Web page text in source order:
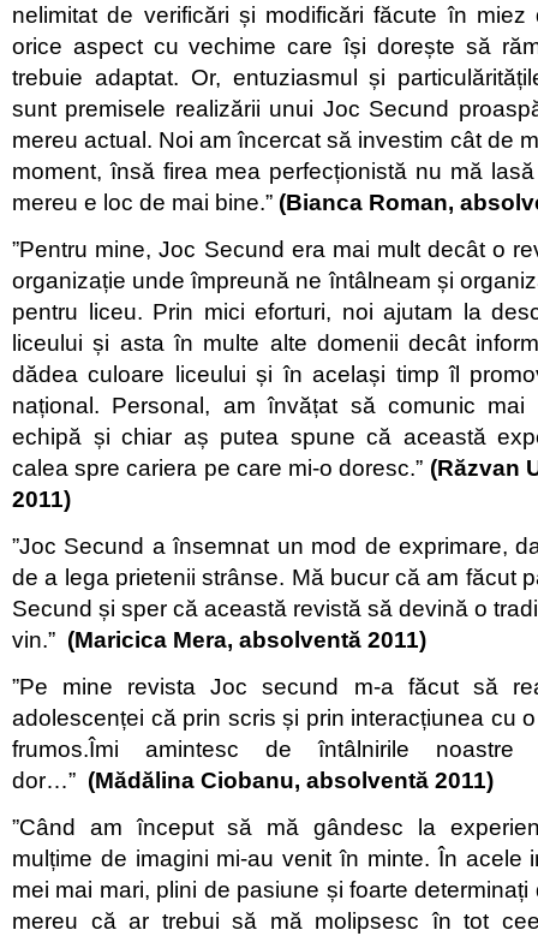
nelimitat de verificări și modificări făcute în
orice aspect cu vechime care își dorește să
trebuie adaptat. Or, entuziasmul și
sunt premisele realizării unui Joc Secund
mereu actual. Noi am încercat să investim cât de
moment, însă firea mea perfecționistă nu mă
mereu e loc de mai bine.” (Bianca Roman,
”Pentru mine, Joc Secund era mai mult decât o
organizație unde împreună ne întâlneam și
pentru liceu. Prin mici eforturi, noi ajutam la
liceului și asta în multe alte domenii decât
dădea culoare liceului și în același timp îl
național. Personal, am învățat să comunic
echipă și chiar aș putea spune că această
calea spre cariera pe care mi-o doresc.” (Răzvan
2011)
”Joc Secund a însemnat un mod de exprimare,
de a lega prietenii strânse. Mă bucur că am făcut
Secund și sper că această revistă să devină o
vin.” (Maricica Mera, absolventă 2011)
”Pe mine revista Joc secund m-a făcut să
adolescenței că prin scris și prin interacțiunea cu
frumos.Îmi amintesc de întâlnirile
dor…” (Mădălina Ciobanu, absolventă 2011)
”Când am început să mă gândesc la
mulțime de imagini mi-au venit în minte. În acele
mei mai mari, plini de pasiune și foarte
mereu că ar trebui să mă molipsesc în tot